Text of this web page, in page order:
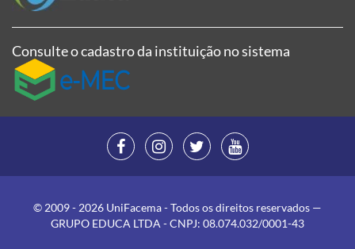
Consulte o cadastro da instituição no sistema
© 2009 - 2026 UniFacema - Todos os direitos reservados —
GRUPO EDUCA LTDA - CNPJ: 08.074.032/0001-43